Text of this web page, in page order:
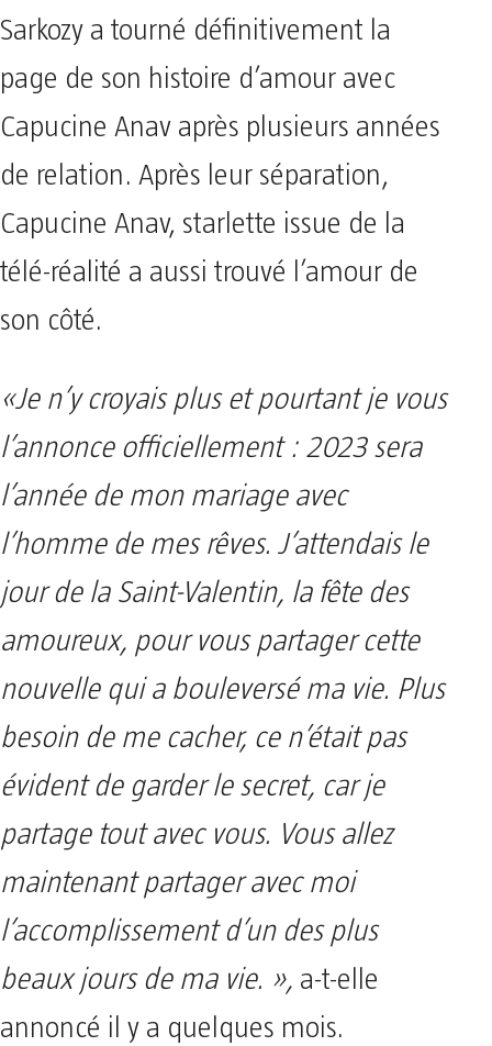
Sarkozy a tourné définitivement la
page de son histoire d’amour avec
Capucine Anav après plusieurs années
de relation. Après leur séparation,
Capucine Anav, starlette issue de la
télé-réalité a aussi trouvé l’amour de
son côté.
«Je n’y croyais plus et pourtant je vous
l’annonce officiellement : 2023 sera
l’année de mon mariage avec
l’homme de mes rêves. J’attendais le
jour de la Saint-Valentin, la fête des
amoureux, pour vous partager cette
nouvelle qui a bouleversé ma vie. Plus
besoin de me cacher, ce n’était pas
évident de garder le secret, car je
partage tout avec vous. Vous allez
maintenant partager avec moi
l’accomplissement d’un des plus
beaux jours de ma vie. », a-t-elle
annoncé il y a quelques mois.